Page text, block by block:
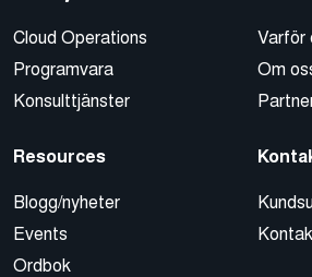
Cloud Operations
Programvara
Konsulttjänster
Varför
Om
Resources
Blogg/nyheter
Events
Ordbok